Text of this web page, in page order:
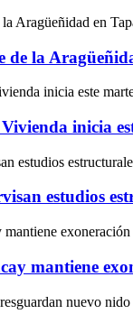
de la
inicia
estudios
mantiene